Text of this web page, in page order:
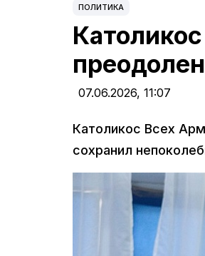
ПОЛИТИКА
07.06.2026, 11:07
Католикос Всех
сохранил